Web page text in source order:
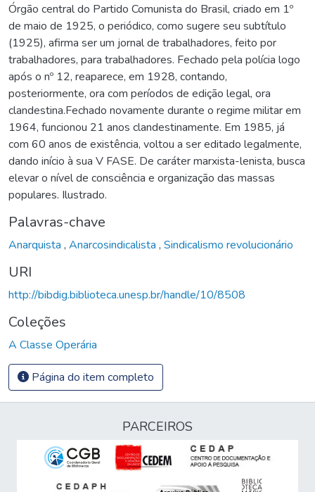
Órgão central do Partido Comunista do Brasil, criado em 1º
de maio de 1925, o periódico, como sugere seu subtítulo
(1925), afirma ser um jornal de trabalhadores, feito por
trabalhadores, para trabalhadores. Fechado pela polícia logo
após o nº 12, reaparece, em 1928, contando,
posteriormente, ora com períodos de edição legal, ora
clandestina.Fechado novamente durante o regime militar em
1964, funcionou 21 anos clandestinamente. Em 1985, já
com 60 anos de existência, voltou a ser editado legalmente,
dando início à sua V FASE. De caráter marxista-lenista, busca
elevar o nível de consciência e organização das massas
populares. Ilustrado.
Palavras-chave
Anarquista , Anarcosindicalista , Sindicalismo revolucionário
URI
http://bibdig.biblioteca.unesp.br/handle/10/8508
Coleções
A Classe Operária
Página do item completo
PARCEIROS